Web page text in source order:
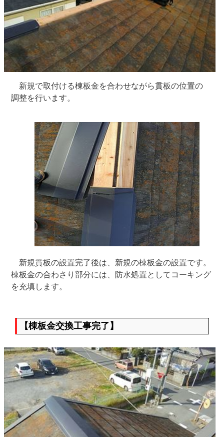
新規で取付ける棟板金を合わせながら貫板の位置の
調整を行います。
新規貫板の設置完了後は、新規の棟板金の設置です。
棟板金の合わさり部分には、防水処置としてコーキング
を充填します。
【棟板金交換工事完了】